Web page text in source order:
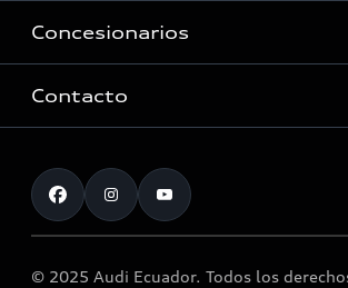
Historia
Innovación Audi
Tecnología quattro®
Audi Motorsport
Noticias
Concesionarios
Servicio Post Venta
Llamado a revisión airbag Takata
Contacto
Atención al cliente
© 2025 Audi Ecuador. Todos los